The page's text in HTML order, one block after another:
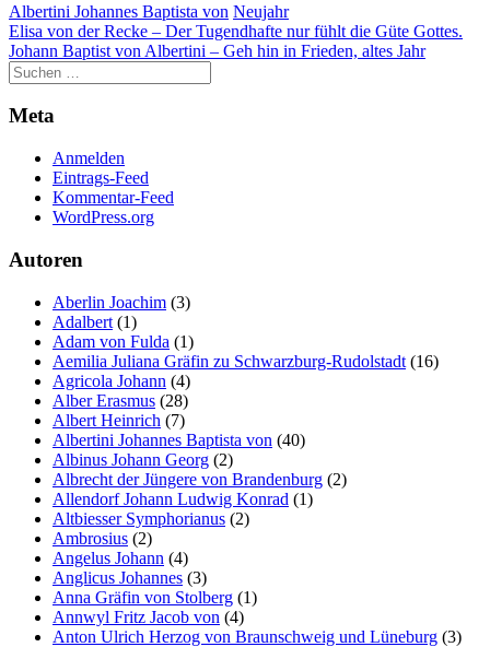
Albertini Johannes Baptista von Neujahr
Beitragsnavigation
Elisa von der Recke – Der Tugendhafte nur fühlt die Güte Gottes.
Johann Baptist von Albertini – Geh hin in Frieden, altes Jahr
Meta
Anmelden
Eintrags-Feed
Kommentar-Feed
WordPress.org
Autoren
Aberlin Joachim (3)
Adalbert (1)
Adam von Fulda (1)
Aemilia Juliana Gräfin zu Schwarzburg-Rudolstadt (16)
Agricola Johann (4)
Alber Erasmus (28)
Albert Heinrich (7)
Albertini Johannes Baptista von (40)
Albinus Johann Georg (2)
Albrecht der Jüngere von Brandenburg (2)
Allendorf Johann Ludwig Konrad (1)
Altbiesser Symphorianus (2)
Ambrosius (2)
Angelus Johann (4)
Anglicus Johannes (3)
Anna Gräfin von Stolberg (1)
Annwyl Fritz Jacob von (4)
Anton Ulrich Herzog von Braunschweig und Lüneburg (3)